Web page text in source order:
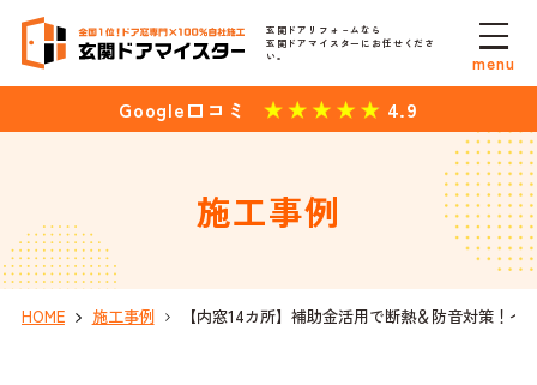
玄関ドアリフォ－ムなら
玄関ドアマイスターにお任せくださ
い。
Google口コミ 4.9
menu
施工事例
HOME 施工事例 【内窓14カ所】補助金活用で断熱＆防音対策！